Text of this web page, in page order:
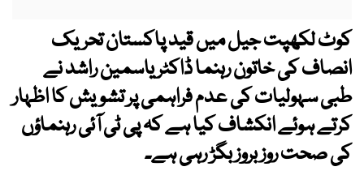
کوٹ لکھپت جیل میں قید پاکستان تحریک
انصاف کی خاتون رہنما ڈاکٹر یاسمین راشد نے
طبی سہولیات کی عدم فراہمی پر تشویش کا اظہار
کرتے ہوئے انکشاف کیا ہے کہ پی ٹی آئی رہنماؤں
کی صحت روز بروز بگڑ رہی ہے۔